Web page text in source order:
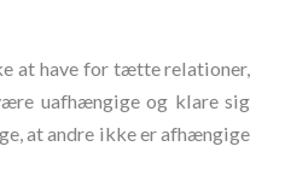
at have for tætte relationer,
uafhængige og klare sig
at andre ikke er afhængige